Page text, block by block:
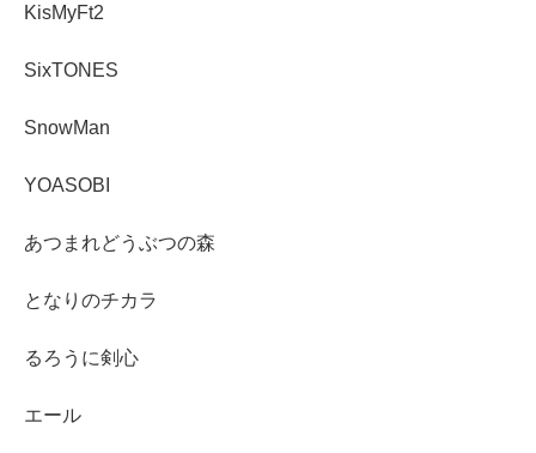
KisMyFt2
SixTONES
SnowMan
YOASOBI
あつまれどうぶつの森
となりのチカラ
るろうに剣心
エール